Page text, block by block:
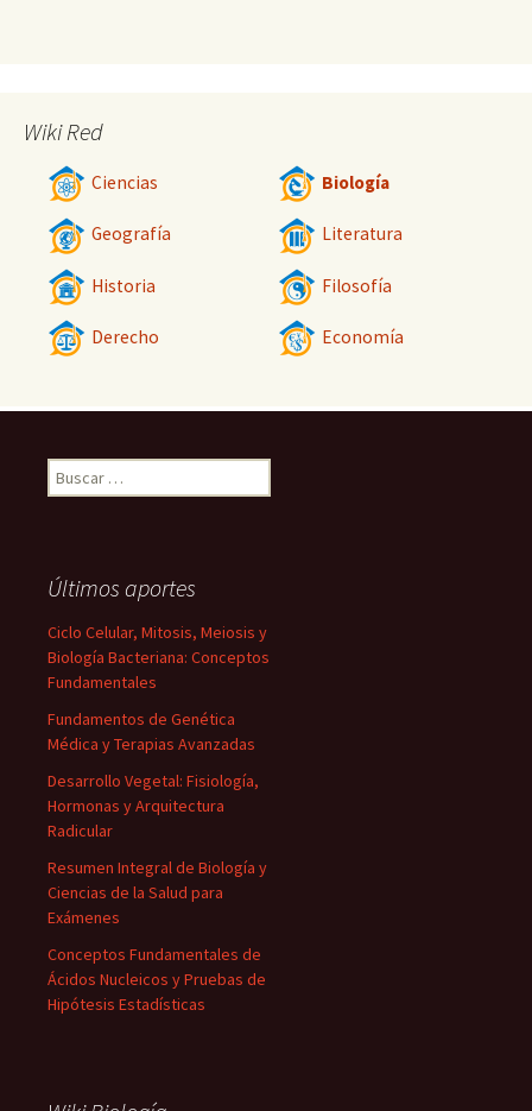
Wiki Red
Ciencias Biología
Geografía Literatura
Historia Filosofía
Derecho Economía
Buscar:
Últimos aportes
Ciclo Celular, Mitosis, Meiosis y
Biología Bacteriana: Conceptos
Fundamentales
Fundamentos de Genética
Médica y Terapias Avanzadas
Desarrollo Vegetal: Fisiología,
Hormonas y Arquitectura
Radicular
Resumen Integral de Biología y
Ciencias de la Salud para
Exámenes
Conceptos Fundamentales de
Ácidos Nucleicos y Pruebas de
Hipótesis Estadísticas